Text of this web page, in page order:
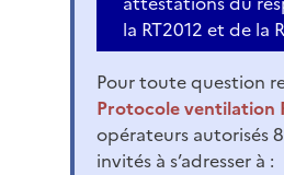
la RT2012 et de la
Pour toute question
Protocole ventilation
opérateurs autorisés
invités à s’adresser à :